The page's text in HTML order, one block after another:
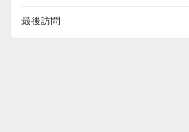
最後訪問